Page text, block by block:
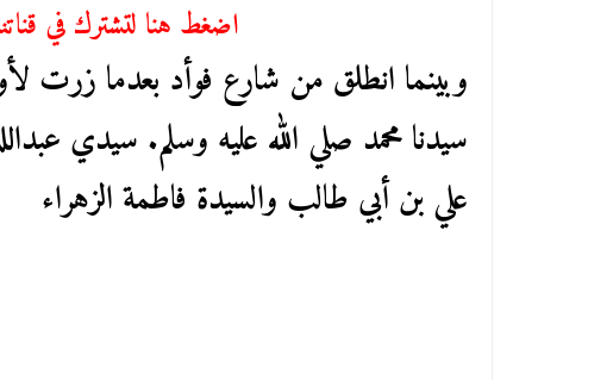
اضغط هنا لتشترك في
وبينما انطلق من شارع فوأد بعدما زرت
سيدنا محمد صلي الله عليه وسلم. سيدي
علي بن أبي طالب والسيدة فاطمة الزهراء